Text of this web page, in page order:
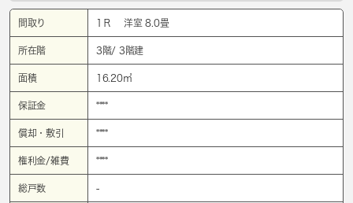
間取り 1Ｒ 洋室 8.0畳
所在階 3階/ 3階建
面積 16.20㎡
保証金 ****
償却・敷引 ****
権利金/雑費 ****
総戸数 -